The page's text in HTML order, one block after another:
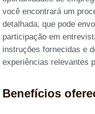
você encontrará um
detalhada, que pode
participação em
instruções fornecidas e
experiências relevantes
Benefícios